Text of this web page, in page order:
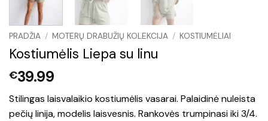
PRADŽIA / MOTERŲ DRABUŽIŲ KOLEKCIJA / KOSTIUMĖLIAI
Kostiumėlis Liepa su linu
€39.99
Stilingas laisvalaikio kostiumėlis vasarai. Palaidinė nuleista
pečių linija, modelis laisvesnis. Rankovės trumpinasi iki 3/4.